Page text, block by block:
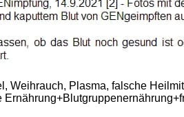
Plasma, falsche